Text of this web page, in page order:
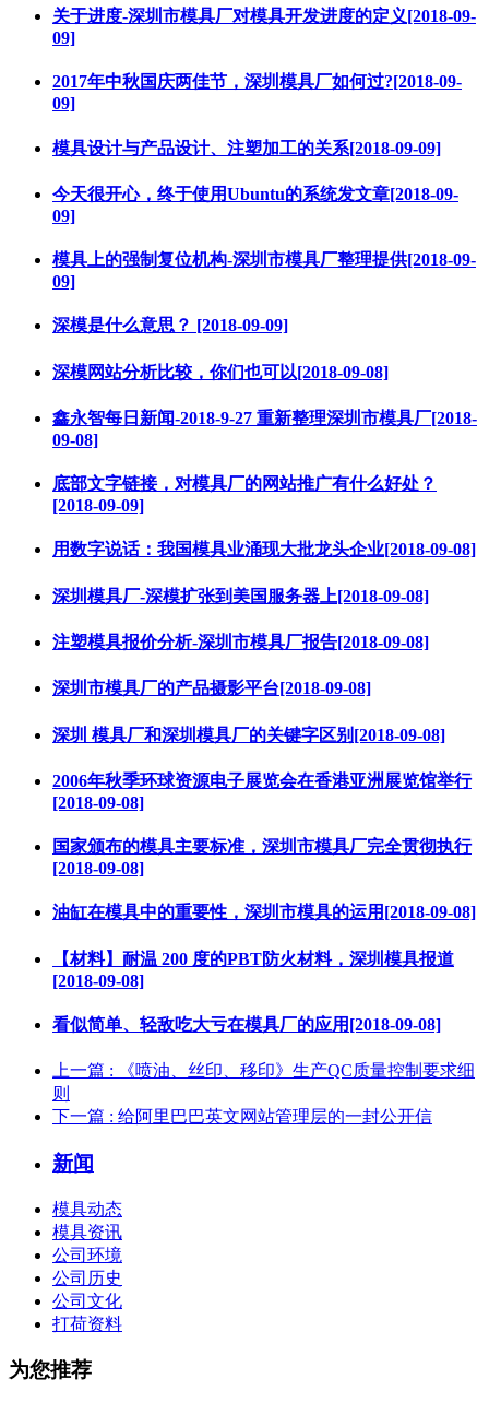
关于进度-深圳市模具厂对模具开发进度的定义[2018-09-
09]
2017年中秋国庆两佳节，深圳模具厂如何过?[2018-09-
09]
模具设计与产品设计、注塑加工的关系[2018-09-09]
今天很开心，终于使用Ubuntu的系统发文章[2018-09-
09]
模具上的强制复位机构-深圳市模具厂整理提供[2018-09-
09]
深模是什么意思？ [2018-09-09]
深模网站分析比较，你们也可以[2018-09-08]
鑫永智每日新闻-2018-9-27 重新整理深圳市模具厂[2018-
09-08]
底部文字链接，对模具厂的网站推广有什么好处？
[2018-09-09]
用数字说话：我国模具业涌现大批龙头企业[2018-09-08]
深圳模具厂-深模扩张到美国服务器上[2018-09-08]
注塑模具报价分析-深圳市模具厂报告[2018-09-08]
深圳市模具厂的产品摄影平台[2018-09-08]
深圳 模具厂和深圳模具厂的关键字区别[2018-09-08]
2006年秋季环球资源电子展览会在香港亚洲展览馆举行
[2018-09-08]
国家颁布的模具主要标准，深圳市模具厂完全贯彻执行
[2018-09-08]
油缸在模具中的重要性，深圳市模具的运用[2018-09-08]
【材料】耐温 200 度的PBT防火材料，深圳模具报道
[2018-09-08]
看似简单、轻敌吃大亏在模具厂的应用[2018-09-08]
上一篇 : 《喷油、丝印、移印》生产QC质量控制要求细
则
下一篇 : 给阿里巴巴英文网站管理层的一封公开信
新闻
模具动态
模具资讯
公司环境
公司历史
公司文化
打荷资料
为您推荐